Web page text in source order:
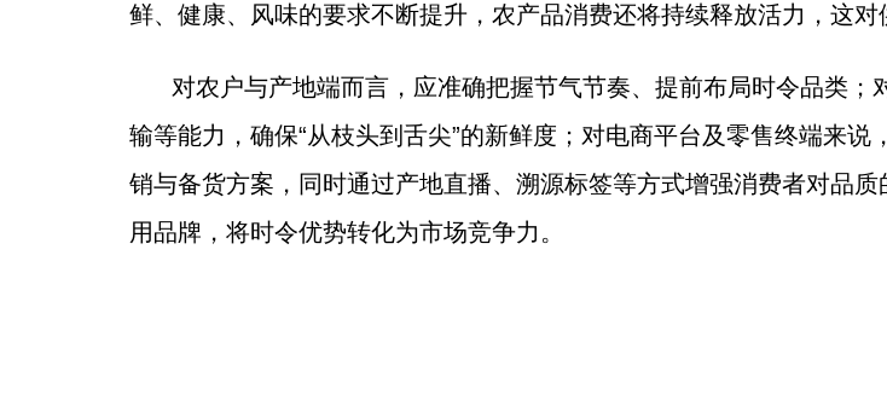
鲜、健康、风味的要求不断提升，农产品消费还将持续释放活力，这对
对农户与产地端而言，应准确把握节气节奏、提前布局时令品类
输等能力，确保“从枝头到舌尖”的新鲜度；对电商平台及零售终端来
销与备货方案，同时通过产地直播、溯源标签等方式增强消费者对品
用品牌，将时令优势转化为市场竞争力。